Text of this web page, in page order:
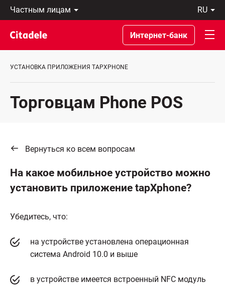
Частным
лицам
Предприятиям
Private
Banking
банке
ru
Latviski
По-
русски
In
Интернет-банк
УСТАНОВКА ПРИЛОЖЕНИЯ TAPXPHONE
Торговцам Phone POS
Вернуться ко всем вопросам
На какое мобильное устройство можно
установить приложение tapXphone?
Убедитесь, что:
на устройстве установлена операционная
система Android 10.0 и выше
в устройстве имеется встроенный NFC модуль